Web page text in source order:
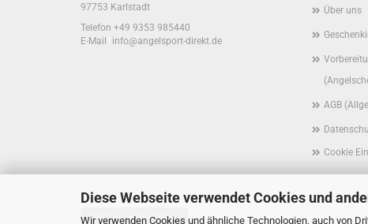
Diese Webseite verwendet Cookies und
Wir verwenden Cookies und ähnliche Technologien, auch von
Über uns
AGB
Cookie
97753 Karlstadt
Telefon +49 9353 985440
E-Mail
info@angelsport-direkt.de
Vertrag widerrufen